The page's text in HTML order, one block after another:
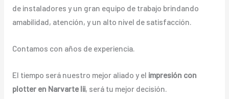
de instaladores y un gran equipo de trabajo brindando
amabilidad, atención, y un alto nivel de satisfacción.
Contamos con años de experiencia.
El tiempo será nuestro mejor aliado y el impresión con
plotter en Narvarte Iii, será tu mejor decisión.